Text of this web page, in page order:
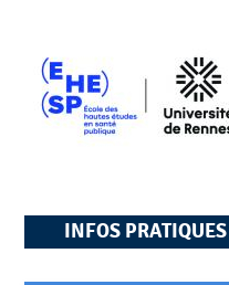
INFOS PRATIQUES